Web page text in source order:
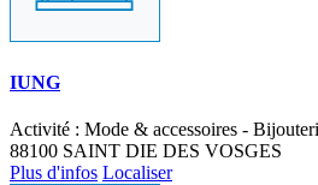
IUNG
Activité : Mode & accessoires -
88100 SAINT DIE DES VOSGES
Plus d'infos Localiser